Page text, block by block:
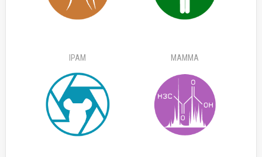
IPAM MAMMA